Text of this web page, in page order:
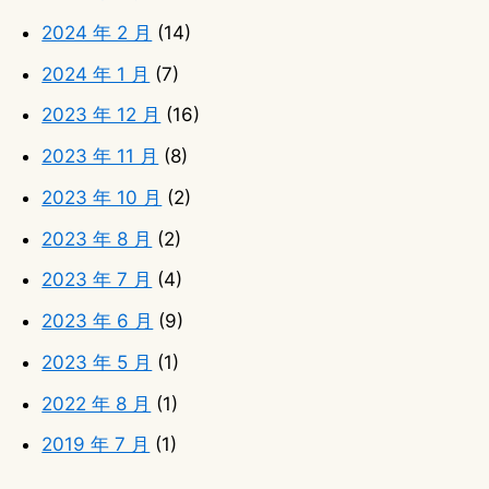
2024 年 2 月 (14)
2024 年 1 月 (7)
2023 年 12 月 (16)
2023 年 11 月 (8)
2023 年 10 月 (2)
2023 年 8 月 (2)
2023 年 7 月 (4)
2023 年 6 月 (9)
2023 年 5 月 (1)
2022 年 8 月 (1)
2019 年 7 月 (1)